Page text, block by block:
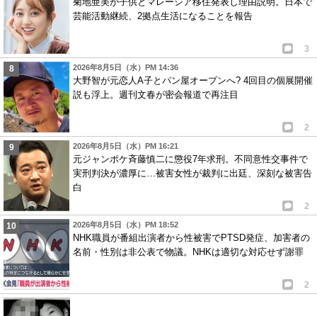
芸能活動継続、2拠点生活になることを報告
3
2026年8月5日（水）PM 14:36
大野智が元恋人A子とパン屋オープンへ? 4回目の個展開催
説も浮上。週刊文春が密会報道で再注目
2
2026年8月5日（水）PM 16:21
元ジャンポケ斉藤慎二に懲役7年求刑。不同意性交事件で
実刑判決が濃厚に…被害女性が裁判に出廷、深刻な被害告
白
2
2026年8月5日（水）PM 18:52
NHK職員が番組出演者から性被害でPTSD発症、加害者の
名前・性別は非公表で物議。NHKは適切な対応せず謝罪
2